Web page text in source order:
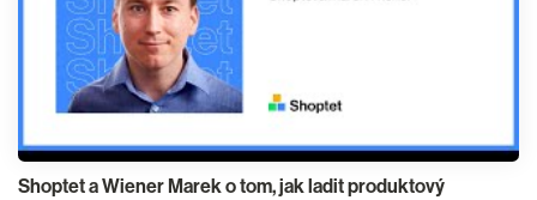
Shoptet a Wiener Marek o tom, jak ladit produktový